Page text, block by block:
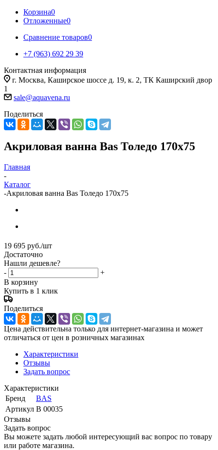
Корзина0
Отложенные0
Сравнение товаров0
+7 (963) 692 29 39
Контактная информация
г. Москва, Каширское шоссе д. 19, к. 2, ТК Каширский двор
1
sale@aquavena.ru
Поделиться
Акриловая ванна Bas Толедо 170x75
Главная
-
Каталог
-Акриловая ванна Bas Толедо 170x75
19 695 руб./шт
Достаточно
Нашли дешевле?
-
+
В корзину
Купить в 1 клик
Поделиться
Цена действительна только для интернет-магазина и может
отличаться от цен в розничных магазинах
Характеристики
Отзывы
Задать вопрос
Характеристики
Бренд
BAS
Артикул В 00035
Отзывы
Задать вопрос
Вы можете задать любой интересующий вас вопрос по товару
или работе магазина.